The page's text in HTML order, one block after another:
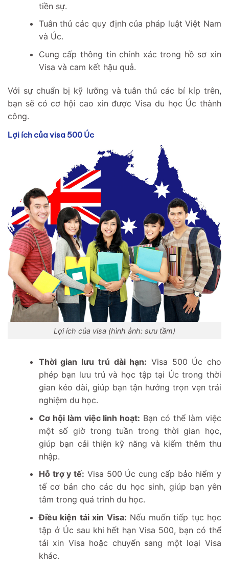
tiền sự.
Tuân thủ các quy định của pháp luật Việt Nam
và Úc.
Cung cấp thông tin chính xác trong hồ sơ xin
Visa và cam kết hậu quả.
Với sự chuẩn bị kỹ lưỡng và tuân thủ các bí kíp trên,
bạn sẽ có cơ hội cao xin được Visa du học Úc thành
công.
Lợi ích của visa 500 Úc
Lợi ích của visa (hình ảnh: sưu tầm)
Thời gian lưu trú dài hạn: Visa 500 Úc cho
phép bạn lưu trú và học tập tại Úc trong thời
gian kéo dài, giúp bạn tận hưởng trọn vẹn trải
nghiệm du học.
Cơ hội làm việc linh hoạt: Bạn có thể làm việc
một số giờ trong tuần trong thời gian học,
giúp bạn cải thiện kỹ năng và kiếm thêm thu
nhập.
Hỗ trợ y tế: Visa 500 Úc cung cấp bảo hiểm y
tế cơ bản cho các du học sinh, giúp bạn yên
tâm trong quá trình du học.
Điều kiện tái xin Visa: Nếu muốn tiếp tục học
tập ở Úc sau khi hết hạn Visa 500, bạn có thể
tái xin Visa hoặc chuyển sang một loại Visa
khác.